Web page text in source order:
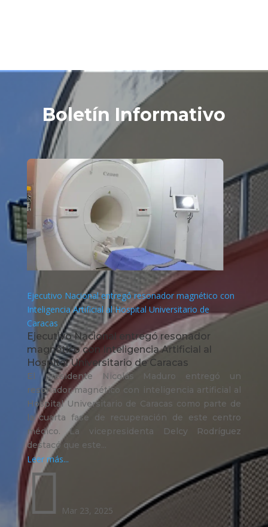
Boletín Informativo
Ejecutivo Nacional entregó resonador magnético con
Inteligencia Artificial al Hospital Universitario de
Caracas
Ejecutivo Nacional entregó resonador
magnético con Inteligencia Artificial al
Hospital Universitario de Caracas
El presidente Nicolás Maduro entregó un
resonador magnético con inteligencia artificial al
Hospital Universitario de Caracas como parte de
la cuarta fase de recuperación de este centro
médico. La vicepresidenta Delcy Rodríguez
destacó que este...
Leer más...
 Mar 23, 2025